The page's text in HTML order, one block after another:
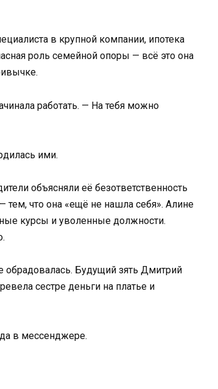
в крупной компании, ипотека
роль семейной опоры — всё это она
работать. — На тебя можно
ими.
объясняли её безответственность
что она «ещё не нашла себя». Алине
курсы и уволенные должности.
обрадовалась. Будущий зять Дмитрий
сестре деньги на платье и
в мессенджере.